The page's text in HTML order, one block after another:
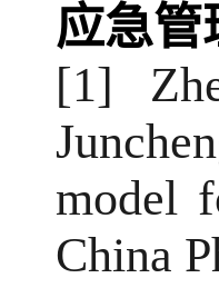
应急管
[1]
model
China